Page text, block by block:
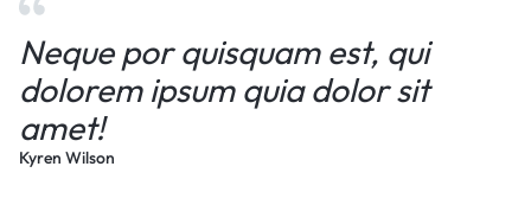
Neque por quisquam est, qui
dolorem ipsum quia dolor sit
amet!
Kyren Wilson